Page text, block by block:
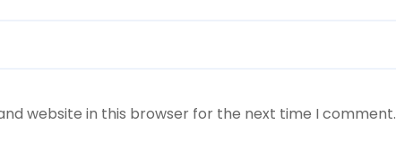
website in this browser for the next time I comment.